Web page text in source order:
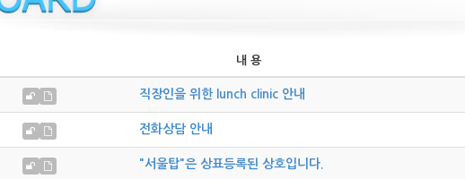
내 용
직장인을 위한 lunch clinic 안내
전화상담 안내
"서울탑"은 상표등록된 상호입니다.